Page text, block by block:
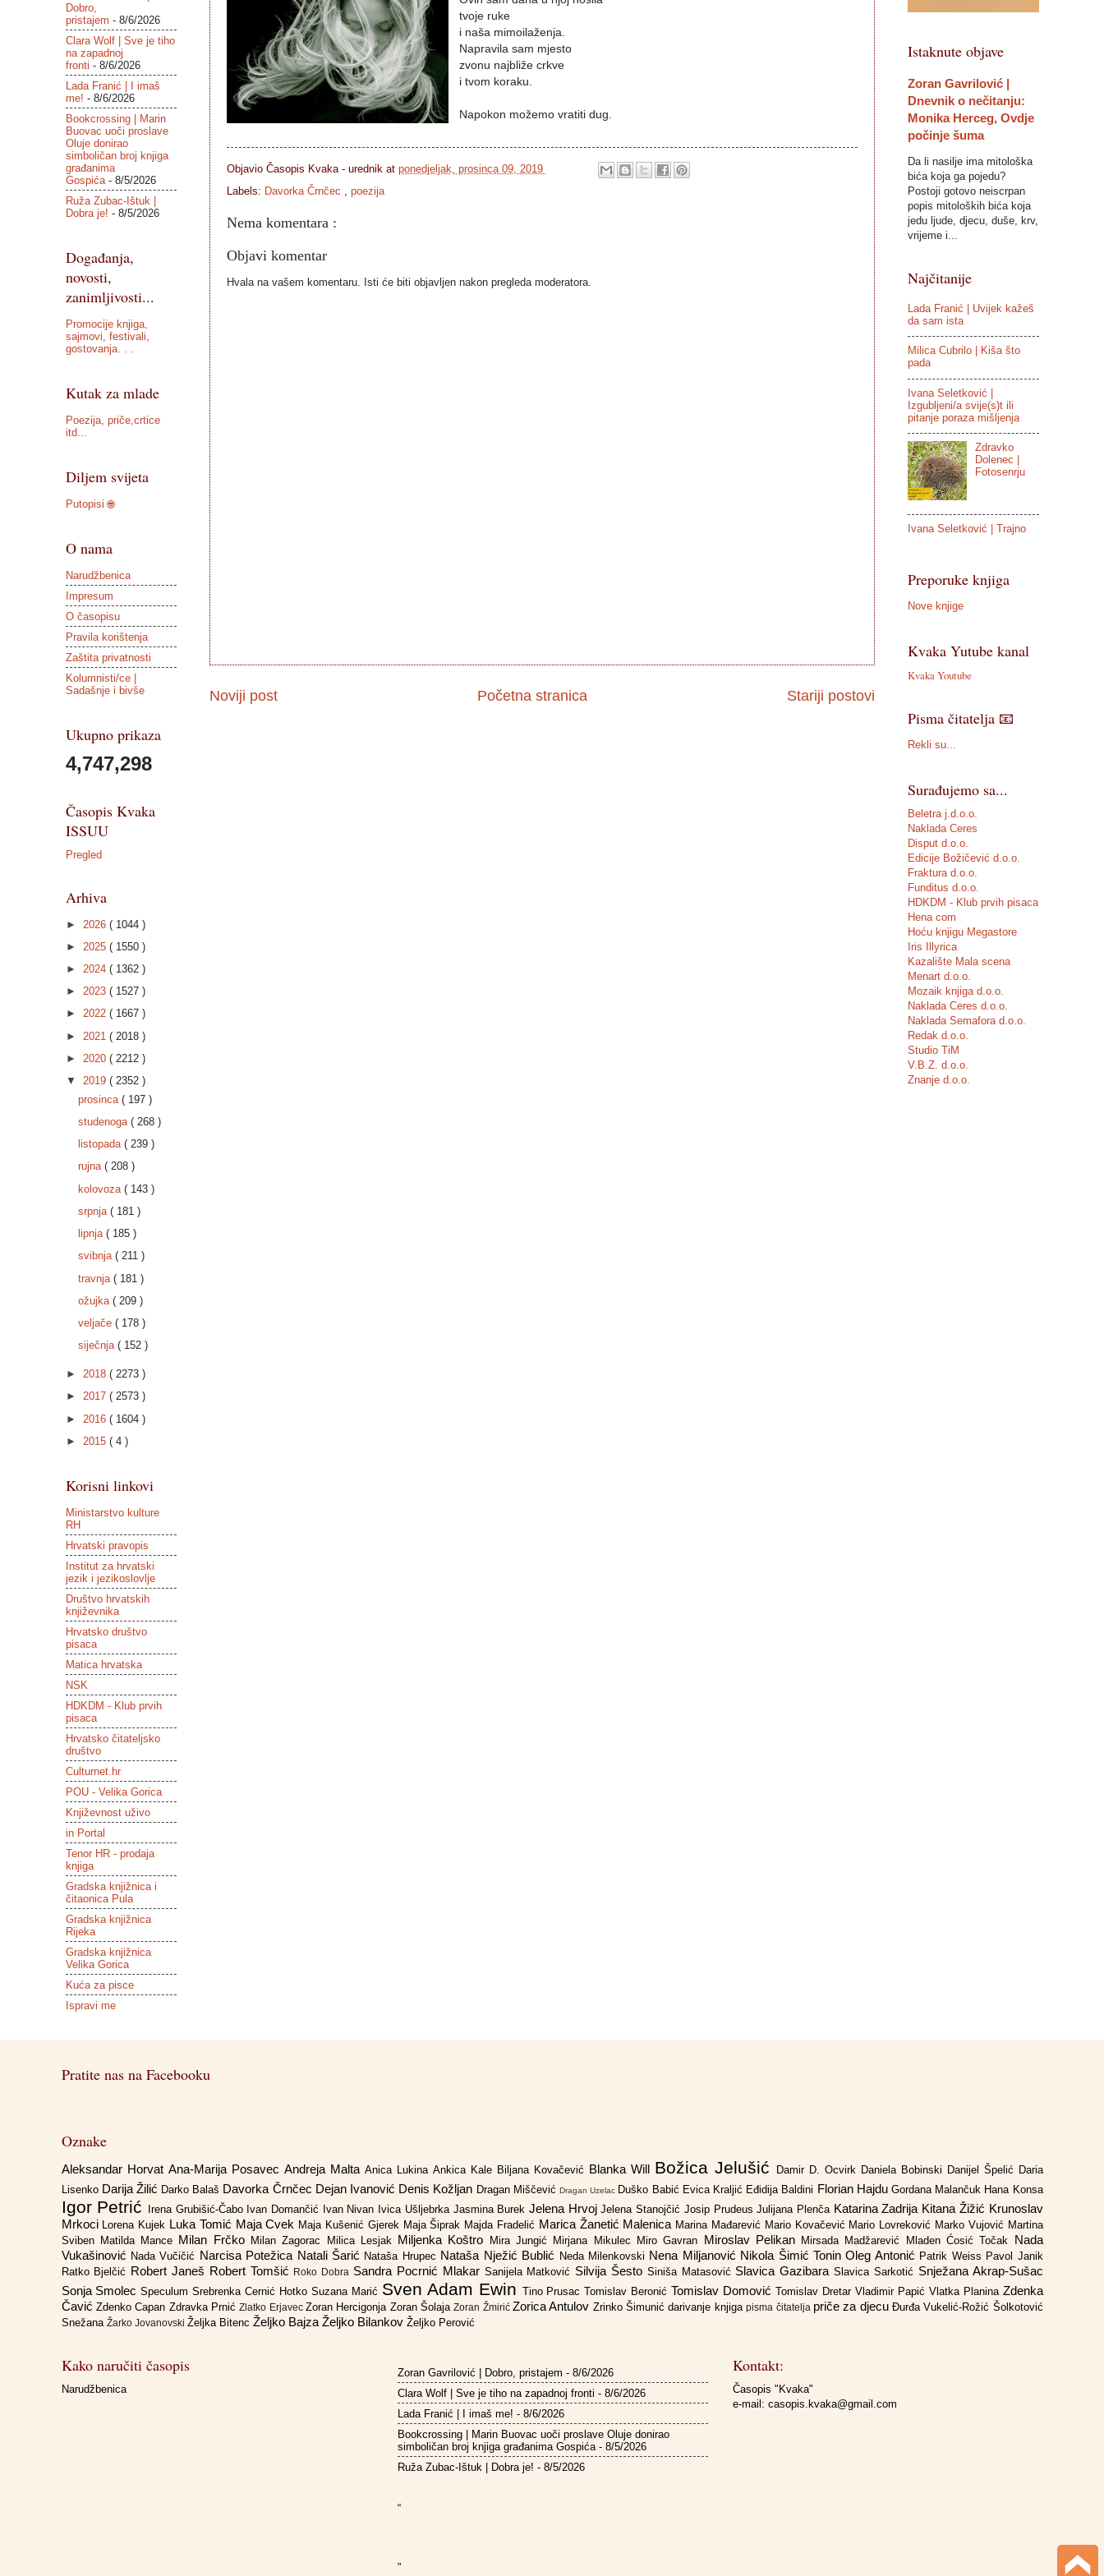
tvoje ruke
i naša mimoilaženja.
Napravila sam mjesto
zvonu najbliže crkve
i tvom koraku.
Napokon možemo vratiti dug.
Objavio Časopis Kvaka - urednik at ponedjeljak, prosinca 09, 2019
Labels: Davorka Črnčec poezija
Nema komentara :
Objavi komentar
Hvala na vašem komentaru. Isti će biti objavljen nakon pregleda moderatora.
Noviji post Stariji postovi
Početna stranica
Dobro,
pristajem - 8/6/2026
Clara Wolf | Sve je tiho
na zapadnoj
fronti - 8/6/2026
Lada Franić | I imaš
me! - 8/6/2026
Bookcrossing | Marin
Buovac uoči proslave
Oluje donirao
simboličan broj knjiga
građanima
Gospića- 8/5/2026
Ruža Zubac-Ištuk |
Dobra je! - 8/5/2026
Događanja,
novosti,
zanimljivosti...
Promocije knjiga,
sajmovi, festivali,
gostovanja. . .
Kutak za mlade
Poezija, priče,crtice
itd...
Diljem svijeta
Putopisi 🌐
O nama
Narudžbenica
Impresum
O časopisu
Pravila korištenja
Zaštita privatnosti
Kolumnisti/ce |
Sadašnje i bivše
Ukupno prikaza
4,747,298
Časopis Kvaka
ISSUU
Pregled
Arhiva
► 2026 ( 1044 )
► 2025 ( 1550 )
► 2024 ( 1362 )
► 2023 ( 1527 )
► 2022 ( 1667 )
► 2021 ( 2018 )
► 2020 ( 2212 )
▼ 2019 ( 2352 )
prosinca ( 197 )
studenoga ( 268 )
listopada ( 239 )
rujna ( 208 )
kolovoza ( 143 )
srpnja ( 181 )
lipnja ( 185 )
svibnja ( 211 )
travnja ( 181 )
ožujka ( 209 )
veljače ( 178 )
siječnja ( 152 )
► 2018 ( 2273 )
► 2017 ( 2573 )
► 2016 ( 1604 )
► 2015 ( 4 )
Korisni linkovi
Ministarstvo kulture
RH
Hrvatski pravopis
Institut za hrvatski
jezik i jezikoslovlje
Društvo hrvatskih
književnika
Hrvatsko društvo
pisaca
Matica hrvatska
NSK
HDKDM - Klub prvih
pisaca
Hrvatsko čitateljsko
društvo
Culturnet.hr
POU - Velika Gorica
Književnost uživo
in Portal
Tenor HR - prodaja
knjiga
Gradska knjižnica i
čitaonica Pula
Gradska knjižnica
Rijeka
Gradska knjižnica
Velika Gorica
Kuća za pisce
Ispravi me
Istaknute objave
Zoran Gavrilović |
Dnevnik o nečitanju:
Monika Herceg, Ovdje
počinje šuma
Da li nasilje ima mitološka
bića koja ga pojedu?
Postoji gotovo neiscrpan
popis mitoloških bića koja
jedu ljude, djecu, duše, krv,
vrijeme i...
Najčitanije
Lada Franić | Uvijek kažeš
da sam ista
Milica Cubrilo | Kiša što
pada
Ivana Seletković |
Izgubljeni/a svije(s)t ili
pitanje poraza mišljenja
Zdravko
Dolenec |
Fotosenrju
Ivana Seletković | Trajno
Preporuke knjiga
Nove knjige
Kvaka Yutube kanal
Kvaka Youtube
Pisma čitatelja 📧
Rekli su...
Surađujemo sa...
Beletra j.d.o.o.
Naklada Ceres
Disput d.o.o.
Edicije Božičević d.o.o.
Fraktura d.o.o.
Funditus d.o.o.
HDKDM - Klub prvih pisaca
Hena com
Hoću knjigu Megastore
Iris Illyrica
Kazalište Mala scena
Menart d.o.o.
Mozaik knjiga d.o.o.
Naklada Ceres d.o.o.
Naklada Semafora d.o.o.
Redak d.o.o.
Studio TiM
V.B.Z. d.o.o.
Znanje d.o.o.
Pratite nas na Facebooku
Oznake
Aleksandar Horvat Ana-Marija Posavec Andreja Malta Anica Lukina Ankica Kale Biljana Kovačević Blanka Will Božica Jelušić Damir D. Ocvirk Daniela Bobinski Danijel Špelić Daria
Lisenko Darija Žilić Darko Balaš Davorka Črnčec Dejan Ivanović Denis Kožljan Dragan MiščevićDragan Uzelac Duško Babić Evica Kraljić Eđidija Baldini Florian Hajdu Gordana Malančuk Hana Konsa
Igor Petrić Irena Grubišić-Čabo Ivan Domančić Ivan Nivan Ivica Ušljebrka Jasmina BurekJelena HrvojJelena Stanojčić Josip PrudeusJulijana Plenča Katarina Zadrija Kitana Žižić Krunoslav
Mrkoci Lorena Kujek Luka Tomić Maja Cvek Maja Kušenić Gjerek Maja Šiprak Majda Fradelić Marica Žanetić Malenica Marina Mađarević Mario Kovačević Mario Lovreković Marko Vujović Martina
Sviben Matilda Mance Milan Frčko Milan Zagorac Milica Lesjak Miljenka Koštro Mira Jungić Mirjana Mikulec Miro Gavran Miroslav Pelikan Mirsada Madžarević Mladen Ćosić Točak Nada
Vukašinović Nada Vučičić Narcisa Potežica Natali Šarić Nataša Hrupec Nataša Nježić Bublić Neda Milenkovski Nena Miljanović Nikola Šimić ToninOleg Antonić Patrik Weiss Pavol Janik
Ratko Bjelčić Robert Janeš Robert Tomšić Roko Dobra Sandra Pocrnić Mlakar Sanijela Matković Silvija Šesto Siniša Matasović Slavica GazibaraSlavica Sarkotić Snježana Akrap-Sušac
Sonja SmolecSpeculumSrebrenka Cernić Hotko Suzana Marić Sven Adam Ewin Tino PrusacTomislav Beronić Tomislav DomovićTomislav Dretar Vladimir Papić Vlatka Planina Zdenka
Čavić Zdenko Capan Zdravka PrnićZlatko Erjavec Zoran Hercigonja Zoran ŠolajaZoran ŽmirićZorica Antulov Zrinko Šimunićdarivanje knjigapisma čitatelja priče za djecu Đurđa Vukelić-Rožić Šolkotović
Snežana Žarko Jovanovski Željka Bitenc Željko Bajza Željko Bilankov Željko Perović
Kako naručiti časopis
Narudžbenica
Zoran Gavrilović | Dobro, pristajem - 8/6/2026
Clara Wolf | Sve je tiho na zapadnoj fronti - 8/6/2026
Lada Franić | I imaš me! - 8/6/2026
Bookcrossing | Marin Buovac uoči proslave Oluje donirao
simboličan broj knjiga građanima Gospića- 8/5/2026
Ruža Zubac-Ištuk | Dobra je! - 8/5/2026
“
”
Kontakt:
Časopis "Kvaka"
e-mail: casopis.kvaka@gmail.com